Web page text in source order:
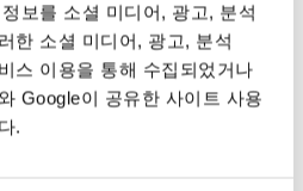
보를 소셜 미디어, 광고, 분석
한 소셜 미디어, 광고, 분석
스 이용을 통해 수집되었거나
Google이 공유한 사이트 사용
.